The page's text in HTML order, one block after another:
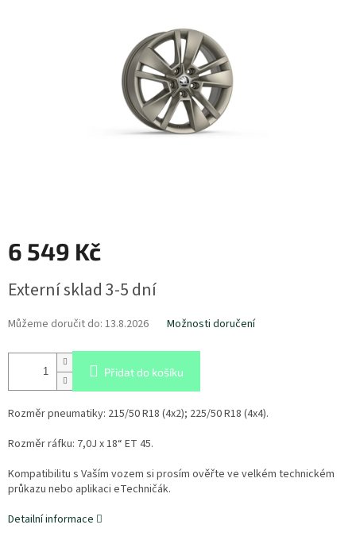
6 549 Kč
cena:
Externí sklad 3-5 dní
Můžeme doručit do: 13.8.2026 Možnosti doručení
Přidat do košíku
Rozměr pneumatiky: 215/50 R18 (4x2); 225/50 R18 (4x4).
Rozměr ráfku: 7,0J x 18“ ET 45.
Kompatibilitu s Vaším vozem si prosím ověřte ve velkém technickém
průkazu nebo aplikaci eTechničák.
Detailní informace